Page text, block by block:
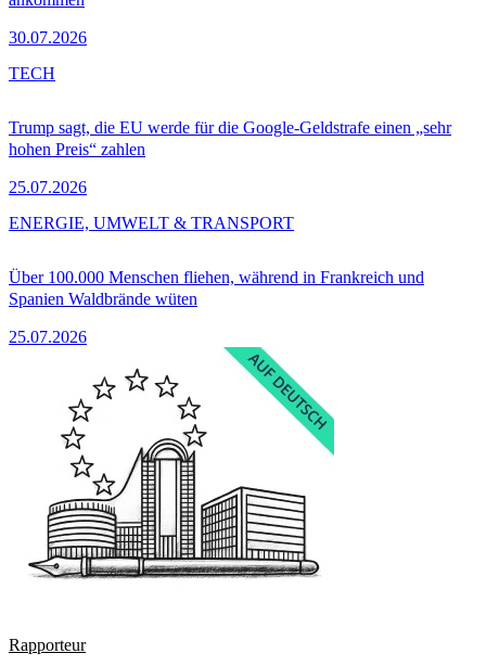
30.07.2026
Trump sagt, die EU werde für die Google-Geldstrafe einen „sehr
hohen Preis“ zahlen
25.07.2026
TECH
Über 100.000 Menschen fliehen, während in Frankreich und
Spanien Waldbrände wüten
25.07.2026
ENERGIE, UMWELT & TRANSPORT
Rapporteur